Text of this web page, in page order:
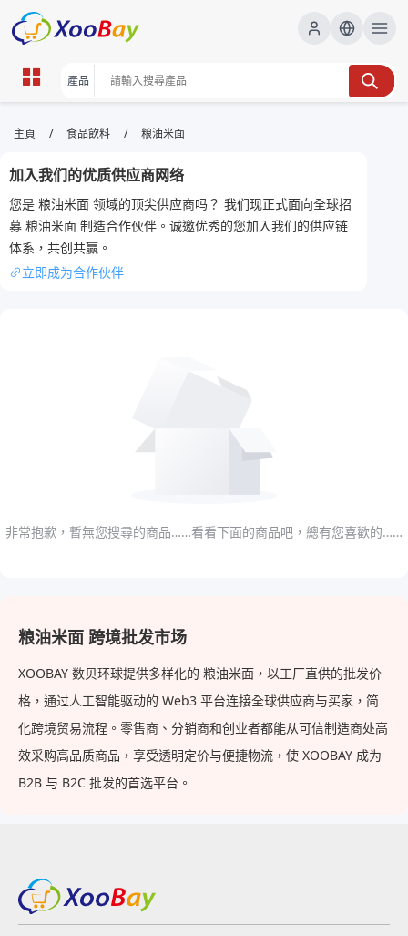
粮油米面 | XOOBAY B2B/B2C
Marketplace
糧油米面,日用品,超市優惠, wholesale 粮油米面,
XOOBAY
專注糧油米面供應，品質可靠優惠多方便選購
主頁 / 食品飲料 / 粮油米面
加入我们的优质供应商网络
您是 粮油米面 领域的顶尖供应商吗？ 我们现正式面向全球招
募 粮油米面 制造合作伙伴。诚邀优秀的您加入我们的供应链
体系，共创共赢。
立即成为合作伙伴
非常抱歉，暫無您搜尋的商品……看看下面的商品吧，總有您喜歡的……
粮油米面 跨境批发市场
XOOBAY 数贝环球提供多样化的 粮油米面，以工厂直供的批发价
格，通过人工智能驱动的 Web3 平台连接全球供应商与买家，简
化跨境贸易流程。零售商、分销商和创业者都能从可信制造商处高
效采购高品质商品，享受透明定价与便捷物流，使 XOOBAY 成为
B2B 与 B2C 批发的首选平台。